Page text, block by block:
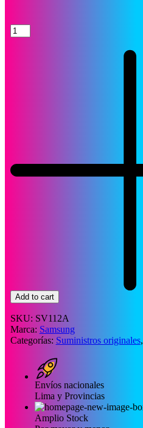
Toner
Samsung
Add to cart
SKU: SV112A
Marca: Samsung
Categorías: Suministros originales,
Envíos nacionales
Lima y Provincias
Amplio Stock